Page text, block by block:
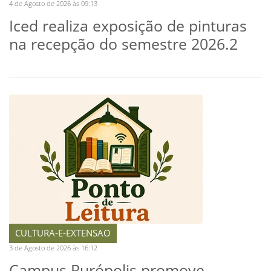
4 de Agosto de 2026 às 09:13
Iced realiza exposição de pinturas
na recepção do semestre 2026.2
CULTURA-E-EXTENSAO
3 de Agosto de 2026 às 16:12